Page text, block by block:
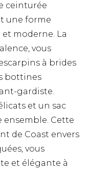
ceinturée
une forme
moderne. La
vous
à brides
bottines
gardiste.
et un sac
Cette
de Coast envers
vous
et élégante à